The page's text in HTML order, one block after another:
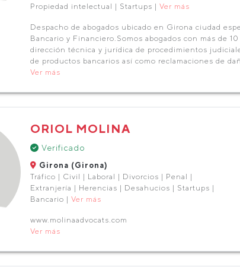
Propiedad intelectual | Startups | Ver más
Despacho de abogados ubicado en Girona ciudad
Bancario y Financiero.Somos abogados con más de
dirección técnica y jurídica de procedimientos
de productos bancarios así como reclamaciones de
Ver más
ORIOL MOLINA
Verificado
Girona (Girona)
Tráfico | Civil | Laboral | Divorcios | Penal |
Extranjería | Herencias | Desahucios | Startups |
Bancario | Ver más
www.molinaadvocats.com
Ver más